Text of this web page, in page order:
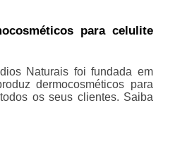
para celulite
Naturais foi fundada em
dermocosméticos para
os seus clientes. Saiba